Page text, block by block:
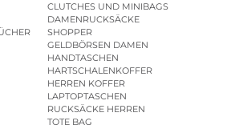
CLUTCHES UND MINIBAGS
DAMENRUCKSÄCKE
SHOPPER
GELDBÖRSEN DAMEN
HANDTASCHEN
HARTSCHALENKOFFER
HERREN KOFFER
LAPTOPTASCHEN
RUCKSÄCKE HERREN
TOTE BAG